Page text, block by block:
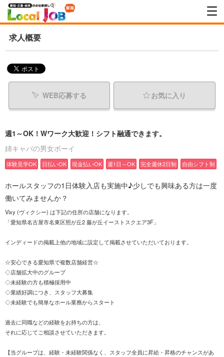
求人概要
WEB応募する お気に入り
週1～OK！Wワーク大歓迎！シフト融通できます。
姉キャバの男女ボーイ
体験見学OK 日払いOK 現金払いOK 週1日～OK 完全週休2日制 自由シフト制
ホールスタッフの1日体験入店も実施中♪少しでも興味ある方は一度
働いてみませんか？
Vixy (ヴィクシー) は下記の住所の店舗になります。
「愛知県名古屋市名東区照が丘2 藤が丘イーストスクエア3F」
インディードの掲載上他の地域に設定して掲載させていただいております。
☆安心できる愛知県で複数店舗経営☆
◇店舗拡大中のグループ
◇未経験の方も積極採用中
◇業績好調につき、スタッフ大募集
◇未経験でも簡単なホール業務からスタート
過去に同職などの経験をお持ちの方は、
それに応じてご相談させていただきます。
【当グループは、経験・未経験関係なく、スタッフ全員に昇給・昇格のチャンスがあ